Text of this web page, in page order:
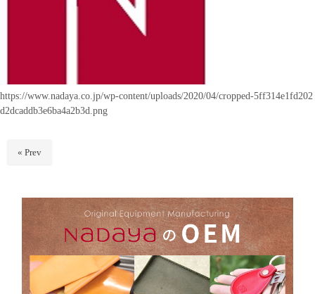
https://www.nadaya.co.jp/wp-content/uploads/2020/04/cropped-5ff314e1fd202
d2dcaddb3e6ba4a2b3d.png
« Prev